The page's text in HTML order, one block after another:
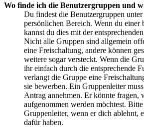
Wo finde ich die Benutzergruppen und
Du findest die Benutzergruppen
persönlichen Bereich. Wenn du einer
kannst du dies mit der
Nicht alle Gruppen sind allgemein
eine Freischaltung, andere können
weitere sogar versteckt. Wenn die
ihr einfach durch die entsprechende
verlangt die Gruppe eine
sie bewerben. Ein Gruppenleiter
Antrag annehmen. Er könnte fragen,
aufgenommen werden möchtest.
Gruppenleiter, wenn er dich ablehnt,
dafür haben.